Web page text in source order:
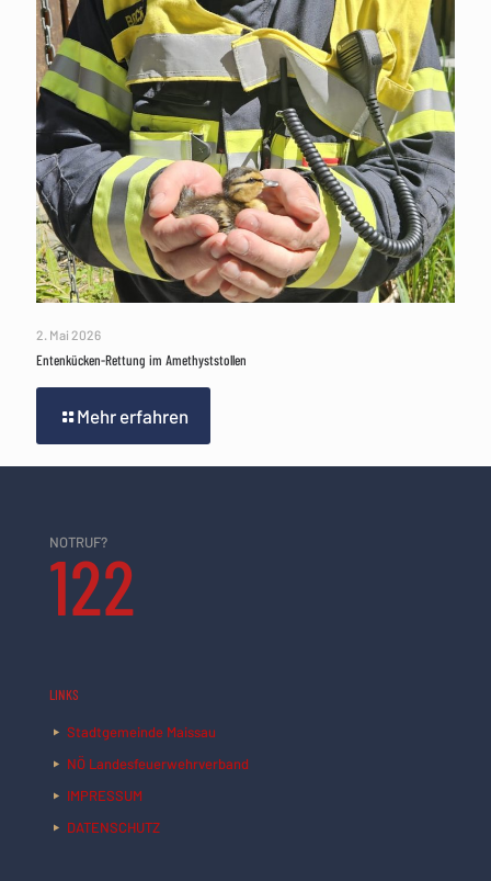
2. Mai 2026
Entenkücken-Rettung im Amethyststollen
Mehr erfahren
NOTRUF?
122
LINKS
Stadtgemeinde Maissau
NÖ Landesfeuerwehrverband
IMPRESSUM
DATENSCHUTZ